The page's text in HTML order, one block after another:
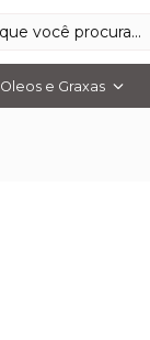
Oleos e Graxas